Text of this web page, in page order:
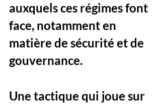
auxquels ces régimes font
face, notamment en
matière de sécurité et de
gouvernance.
Une tactique qui joue sur